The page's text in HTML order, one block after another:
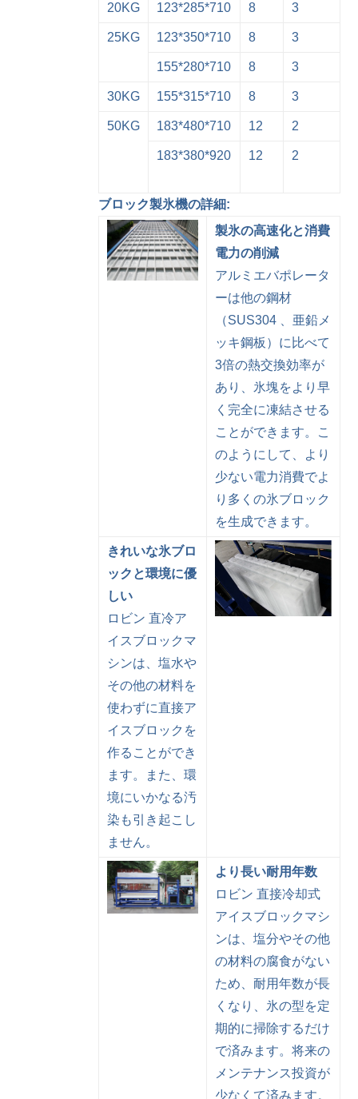
20KG 123*285*710 8 3
25KG 123*350*710 8 3
155*280*710 8 3
30KG 155*315*710 8 3
50KG 183*480*710 12 2
183*380*920 12 2
ブロック製氷機の詳細:
製氷の高速化と消費
電力の削減
アルミエバポレータ
ーは他の鋼材
（SUS304 、亜鉛メ
ッキ鋼板）に比べて
3倍の熱交換効率が
あり、氷塊をより早
く完全に凍結させる
ことができます。こ
のようにして、より
少ない電力消費でよ
り多くの氷ブロック
を生成できます。
きれいな氷ブロ
ックと環境に優
しい
ロビン 直冷ア
イスブロックマ
シンは、塩水や
その他の材料を
使わずに直接ア
イスブロックを
作ることができ
ます。また、環
境にいかなる汚
染も引き起こし
ません。
より長い耐用年数
ロビン 直接冷却式
アイスブロックマシ
ンは、塩分やその他
の材料の腐食がない
ため、耐用年数が長
くなり、氷の型を定
期的に掃除するだけ
で済みます。将来の
メンテナンス投資が
少なくて済みます。